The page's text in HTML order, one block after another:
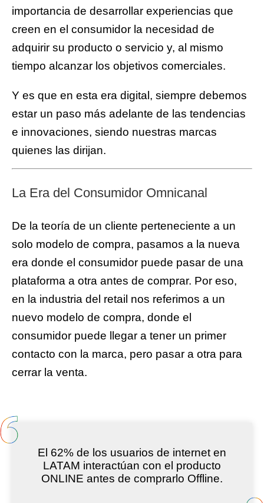
importancia de desarrollar experiencias que
creen en el consumidor la necesidad de
adquirir su producto o servicio y, al mismo
tiempo alcanzar los objetivos comerciales.
Y es que en esta era digital, siempre debemos
estar un paso más adelante de las tendencias
e innovaciones, siendo nuestras marcas
quienes las dirijan.
La Era del Consumidor Omnicanal
De la teoría de un cliente perteneciente a un
solo modelo de compra, pasamos a la nueva
era donde el consumidor puede pasar de una
plataforma a otra antes de comprar. Por eso,
en la industria del retail nos referimos a un
nuevo modelo de compra, donde el
consumidor puede llegar a tener un primer
contacto con la marca, pero pasar a otra para
cerrar la venta.
El 62% de los usuarios de internet en
LATAM interactúan con el producto
ONLINE antes de comprarlo Offline.